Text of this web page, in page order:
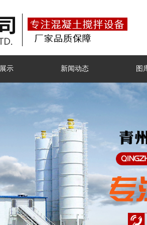
示 新闻动态 图